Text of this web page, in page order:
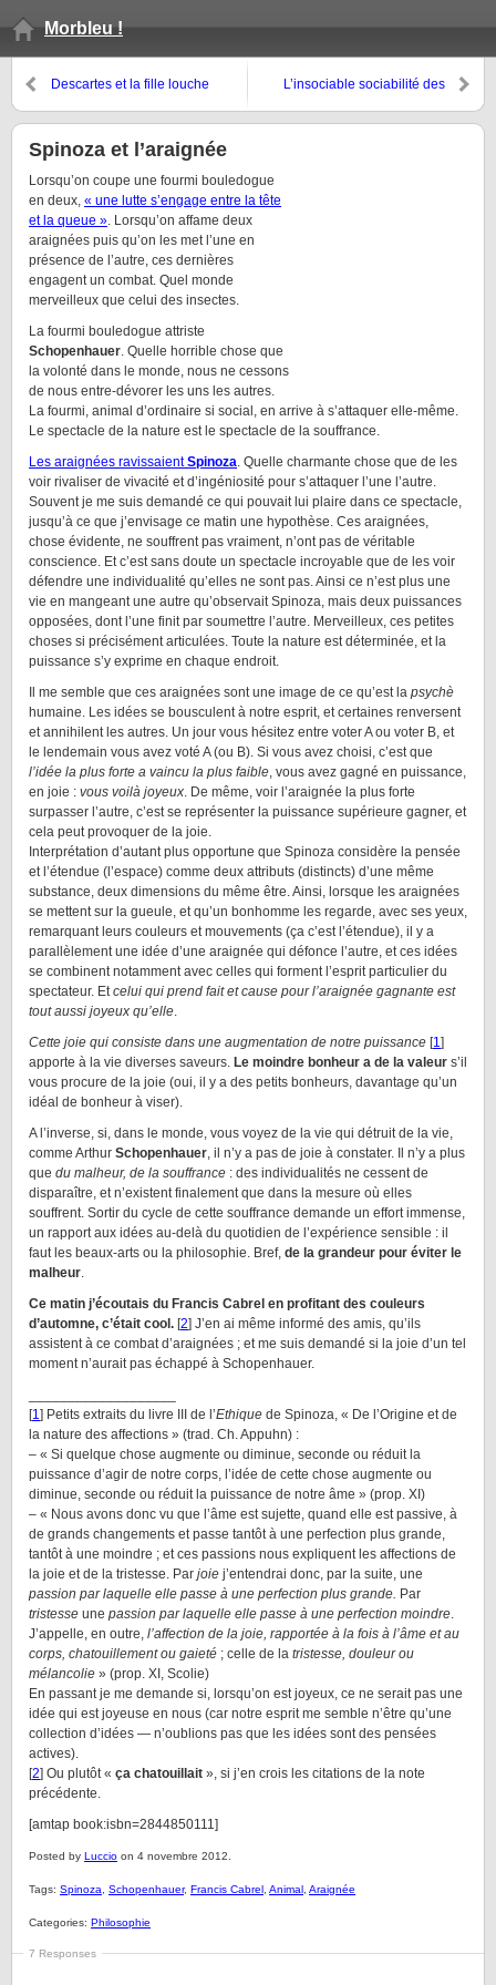
Morbleu !
Descartes et la fille louche
L’insociable sociabilité des
Spinoza et l’araignée
Lorsqu’on coupe une fourmi bouledogue
en deux, « une lutte s’engage entre la tête
et la queue ». Lorsqu’on affame deux
araignées puis qu’on les met l’une en
présence de l’autre, ces dernières
engagent un combat. Quel monde
merveilleux que celui des insectes.
La fourmi bouledogue attriste
Schopenhauer. Quelle horrible chose que
la volonté dans le monde, nous ne cessons
de nous entre-dévorer les uns les autres.
La fourmi, animal d’ordinaire si social, en arrive à s’attaquer elle-même.
Le spectacle de la nature est le spectacle de la souffrance.
Les araignées ravissaientSpinoza. Quelle charmante chose que de les
voir rivaliser de vivacité et d’ingéniosité pour s’attaquer l’une l’autre.
Souvent je me suis demandé ce qui pouvait lui plaire dans ce spectacle,
jusqu’à ce que j’envisage ce matin une hypothèse. Ces araignées,
chose évidente, ne souffrent pas vraiment, n’ont pas de véritable
conscience. Et c’est sans doute un spectacle incroyable que de les voir
défendre une individualité qu’elles ne sont pas. Ainsi ce n’est plus une
vie en mangeant une autre qu’observait Spinoza, mais deux puissances
opposées, dont l’une finit par soumettre l’autre. Merveilleux, ces petites
choses si précisément articulées. Toute la nature est déterminée, et la
puissance s’y exprime en chaque endroit.
Il me semble que ces araignées sont une image de ce qu’est la psychè
humaine. Les idées se bousculent à notre esprit, et certaines renversent
et annihilent les autres. Un jour vous hésitez entre voter A ou voter B, et
le lendemain vous avez voté A (ou B). Si vous avez choisi, c’est que
l’idée la plus forte a vaincu la plus faible, vous avez gagné en puissance,
en joie : vous voilà joyeux. De même, voir l’araignée la plus forte
surpasser l’autre, c’est se représenter la puissance supérieure gagner, et
cela peut provoquer de la joie.
Interprétation d’autant plus opportune que Spinoza considère la pensée
et l’étendue (l’espace) comme deux attributs (distincts) d’une même
substance, deux dimensions du même être. Ainsi, lorsque les araignées
se mettent sur la gueule, et qu’un bonhomme les regarde, avec ses yeux,
remarquant leurs couleurs et mouvements (ça c’est l’étendue), il y a
parallèlement une idée d’une araignée qui défonce l’autre, et ces idées
se combinent notamment avec celles qui forment l’esprit particulier du
spectateur. Etcelui qui prend fait et cause pour l’araignée gagnante est
tout aussi joyeux qu’elle.
Cette joie qui consiste dans une augmentation de notre puissance [1]
apporte à la vie diverses saveurs. Le moindre bonheur a de la valeur s’il
vous procure de la joie (oui, il y a des petits bonheurs, davantage qu’un
idéal de bonheur à viser).
A l’inverse, si, dans le monde, vous voyez de la vie qui détruit de la vie,
comme Arthur Schopenhauer, il n’y a pas de joie à constater. Il n’y a plus
que du malheur, de la souffrance : des individualités ne cessent de
disparaître, et n’existent finalement que dans la mesure où elles
souffrent. Sortir du cycle de cette souffrance demande un effort immense,
un rapport aux idées au-delà du quotidien de l’expérience sensible : il
faut les beaux-arts ou la philosophie. Bref, de la grandeur pour éviter le
malheur.
Ce matin j’écoutais du Francis Cabrel en profitant des couleurs
d’automne, c’était cool. [2] J’en ai même informé des amis, qu’ils
assistent à ce combat d’araignées ; et me suis demandé si la joie d’un tel
moment n’aurait pas échappé à Schopenhauer.
[1] Petits extraits du livre III de l’Ethique de Spinoza, « De l’Origine et de
la nature des affections » (trad. Ch. Appuhn) :
– « Si quelque chose augmente ou diminue, seconde ou réduit la
puissance d’agir de notre corps, l’idée de cette chose augmente ou
diminue, seconde ou réduit la puissance de notre âme » (prop. XI)
– « Nous avons donc vu que l’âme est sujette, quand elle est passive, à
de grands changements et passe tantôt à une perfection plus grande,
tantôt à une moindre ; et ces passions nous expliquent les affections de
la joie et de la tristesse. Par joie j’entendrai donc, par la suite, une
passion par laquelle elle passe à une perfection plus grande. Par
tristesse une passion par laquelle elle passe à une perfection moindre.
J’appelle, en outre, l’affection de la joie, rapportée à la fois à l’âme et au
corps, chatouillement ou gaieté ; celle de la tristesse, douleur ou
mélancolie » (prop. XI, Scolie)
En passant je me demande si, lorsqu’on est joyeux, ce ne serait pas une
idée qui est joyeuse en nous (car notre esprit me semble n’être qu’une
collection d’idées — n’oublions pas que les idées sont des pensées
actives).
[2] Ou plutôt « ça chatouillait », si j’en crois les citations de la note
précédente.
[amtap book:isbn=2844850111]
Posted by Luccio on 4 novembre 2012.
Tags: Spinoza Schopenhauer, Francis Cabrel Animal Araignée
Categories: Philosophie
7 Responses